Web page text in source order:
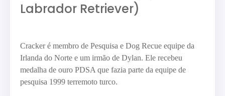
Labrador Retriever)
Cracker é membro de Pesquisa e Dog Recue equipe da
Irlanda do Norte e um irmão de Dylan. Ele recebeu
medalha de ouro PDSA que fazia parte da equipe de
pesquisa 1999 terremoto turco.